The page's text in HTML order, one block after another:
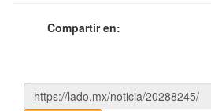
Compartir en: